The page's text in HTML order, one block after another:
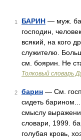
1 БАРИН — муж.
господин,
всякий, на кого
служителю.
см. боярин. Не
Толковый словарь
2 барин — См.
сидеть
смыслу
словари, 1999.
голубая кровь,